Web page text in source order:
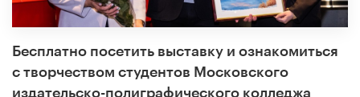
Бесплатно посетить выставку и ознакомиться
с творчеством студентов Московского
издательско-полиграфического колледжа